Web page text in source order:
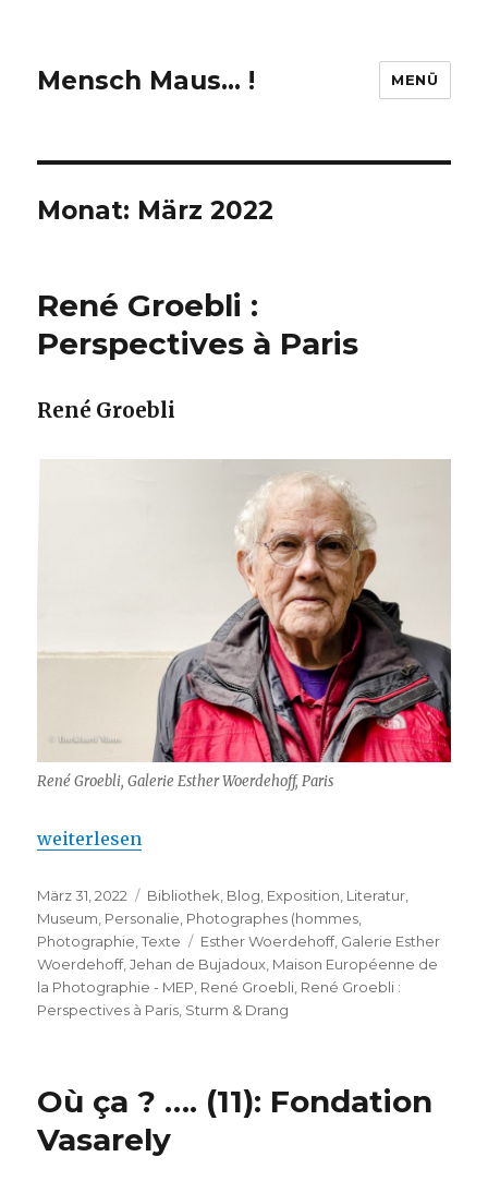
Mensch Maus… ! MENÜ
Monat: März 2022
René Groebli :
Perspectives à Paris
René Groebli
René Groebli, Galerie Esther Woerdehoff, Paris
„René Groebli : Perspectives à Paris“
weiterlesen
Veröffentlicht
am
März 31, 2022 Kategorien
Bibliothek, Blog, Exposition, Literatur,
Museum, Personalie, Photographes (hommes,
Photographie,Texte Schlagwörter
Esther Woerdehoff, Galerie Esther
Woerdehoff,Jehan de Bujadoux, Maison Européenne de
la Photographie - MEP, René Groebli, René Groebli :
Perspectives à Paris, Sturm & Drang
Où ça ? …. (11): Fondation
Vasarely